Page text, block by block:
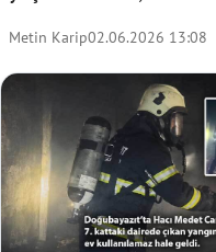
Metin Karip02.06.2026 13:08